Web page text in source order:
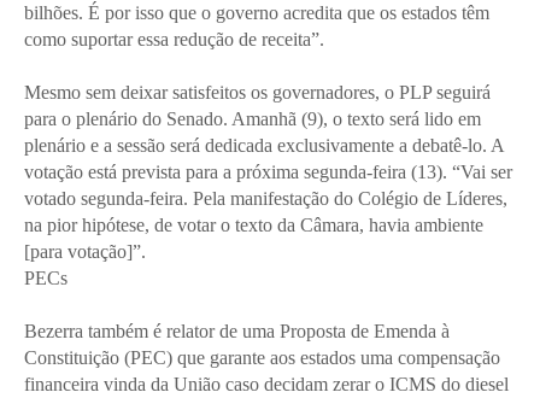
bilhões. É por isso que o governo acredita que os estados têm
como suportar essa redução de receita”.
Mesmo sem deixar satisfeitos os governadores, o PLP seguirá
para o plenário do Senado. Amanhã (9), o texto será lido em
plenário e a sessão será dedicada exclusivamente a debatê-lo. A
votação está prevista para a próxima segunda-feira (13). “Vai ser
votado segunda-feira. Pela manifestação do Colégio de Líderes,
na pior hipótese, de votar o texto da Câmara, havia ambiente
[para votação]”.
PECs
Bezerra também é relator de uma Proposta de Emenda à
Constituição (PEC) que garante aos estados uma compensação
financeira vinda da União caso decidam zerar o ICMS do diesel